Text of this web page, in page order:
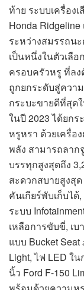
ท้าย ระบบเครื่อง
Honda
ระหว่างสมรรถน
เป็นหนึ่งในตัวเลื
ครอบครัวหรู ที่ลง
ถูกยกระดับสู่ควา
กระบะขายดีที่สุด
ในปี 2023 ได้ยก
หรูหรา ด้วยเครื่อ
พลัง สามารถลาก
บรรทุกสูงสุดถึง
สะดวกสบายสูงสุ
คันเกียร์พับเก็บไ
ระบบ
เหลือการขับขี่, เ
แบบ Bucket
Light, ไฟ LED ใ
นิ้ว Ford F-150